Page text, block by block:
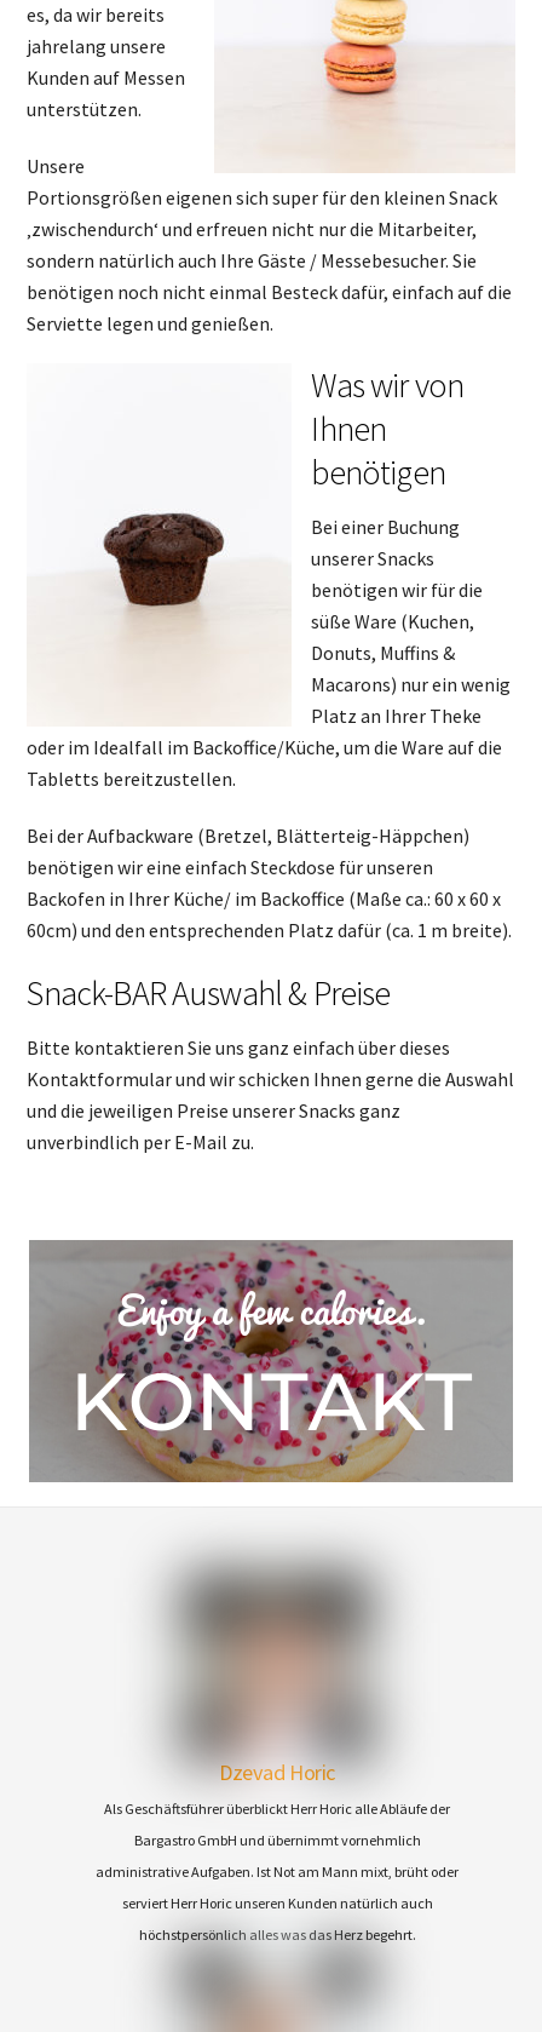
es, da wir bereits
jahrelang unsere
Kunden auf Messen
unterstützen.
Unsere
Portionsgrößen eigenen sich super für den kleinen Snack
‚zwischendurch‘ und erfreuen nicht nur die Mitarbeiter,
sondern natürlich auch Ihre Gäste / Messebesucher. Sie
benötigen noch nicht einmal Besteck dafür, einfach auf die
Serviette legen und genießen.
Was wir von
Ihnen
benötigen
Bei einer Buchung
unserer Snacks
benötigen wir für die
süße Ware (Kuchen,
Donuts, Muffins &
Macarons) nur ein wenig
Platz an Ihrer Theke
oder im Idealfall im Backoffice/Küche, um die Ware auf die
Tabletts bereitzustellen.
Bei der Aufbackware (Bretzel, Blätterteig-Häppchen)
benötigen wir eine einfach Steckdose für unseren
Backofen in Ihrer Küche/ im Backoffice (Maße ca.: 60 x 60 x
60cm) und den entsprechenden Platz dafür (ca. 1 m breite).
Snack-BAR Auswahl & Preise
Bitte kontaktieren Sie uns ganz einfach über dieses
Kontaktformular und wir schicken Ihnen gerne die Auswahl
und die jeweiligen Preise unserer Snacks ganz
unverbindlich per E-Mail zu.
Dzevad Horic
Als Geschäftsführer überblickt Herr Horic alle Abläufe der
Bargastro GmbH und übernimmt vornehmlich
administrative Aufgaben. Ist Not am Mann mixt, brüht oder
serviert Herr Horic unseren Kunden natürlich auch
höchstpersönlich alles was das Herz begehrt.